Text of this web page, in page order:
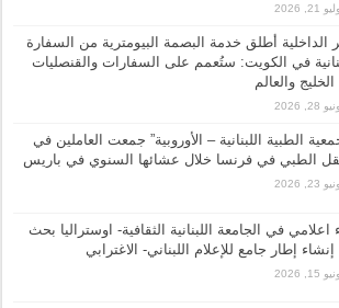
21, 2026
الداخلية أطلق خدمة البصمة البيومترية من السفارة
في الكويت: ستُعمم على السفارات والقنصليات
والعالم
28, 2026
الطبية اللبنانية – الأوروبية” جمعت العاملين في
الطبي في فرنسا خلال عشائها السنوي في باريس
23, 2026
اعلامي في الجامعة اللبنانية الثقافية- اوستراليا بحث
إطار جامع للإعلام اللبناني- الاغترابي
15, 2026